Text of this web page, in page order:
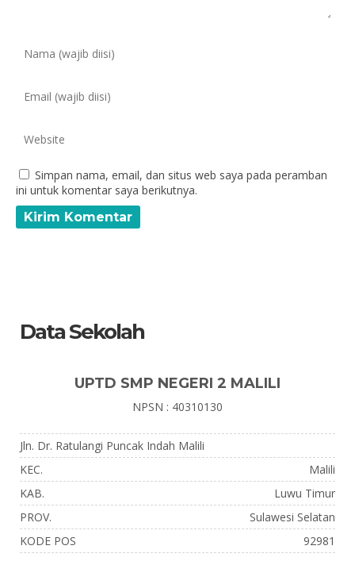
Simpan nama, email, dan situs web saya pada peramban
ini untuk komentar saya berikutnya.
Data Sekolah
UPTD SMP NEGERI 2 MALILI
NPSN : 40310130
Jln. Dr. Ratulangi Puncak Indah Malili
KEC.
Malili
KAB.
Luwu Timur
PROV.
Sulawesi Selatan
KODE POS
92981